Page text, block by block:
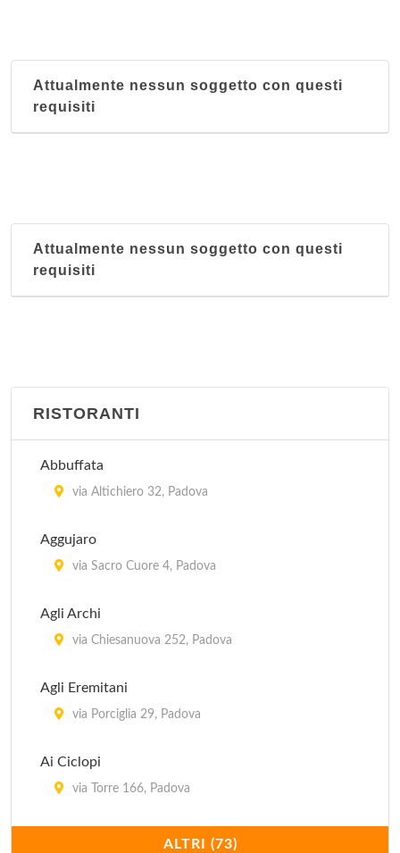
Attualmente nessun soggetto con questi
requisiti
Attualmente nessun soggetto con questi
requisiti
RISTORANTI
Abbuffata
via Altichiero 32, Padova
Aggujaro
via Sacro Cuore 4, Padova
Agli Archi
via Chiesanuova 252, Padova
Agli Eremitani
via Porciglia 29, Padova
Ai Ciclopi
via Torre 166, Padova
ALTRI (73)